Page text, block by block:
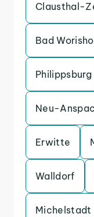
Clausthal-
Bad
Philippsburg
Neu-
Erwitte
Walldorf
Michelstadt